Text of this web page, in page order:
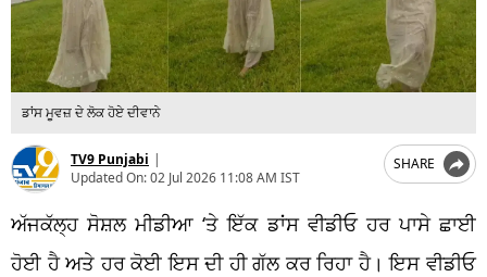
ਡਾਂਸ ਮੂਵਜ਼ ਦੇ ਲੋਕ ਹੋਏ ਦੀਵਾਨੇ
TV9 Punjabi |
Updated On:02 Jul 2026 11:08 AM IST
SHARE
ਅੱਜਕੱਲ੍ਹ ਸੋਸ਼ਲ ਮੀਡੀਆ ‘ਤੇ ਇੱਕ ਡਾਂਸ ਵੀਡੀਓ ਹਰ ਪਾਸੇ ਛਾਈ
ਹੋਈ ਹੈ ਅਤੇ ਹਰ ਕੋਈ ਇਸ ਦੀ ਹੀ ਗੱਲ ਕਰ ਰਿਹਾ ਹੈ। ਇਸ ਵੀਡੀਓ